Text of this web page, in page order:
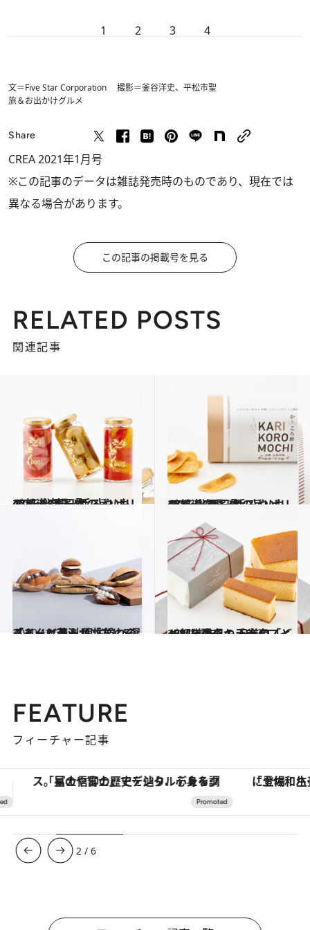
1 2 3 4
文＝Five Star Corporation 撮影＝釜谷洋史、平松市聖
旅＆お出かけグルメ
Share
CREA 2021年1月号
※この記事のデータは雑誌発売時のものであり、現在では
異なる場合があります。
この記事の掲載号を見る
RELATED POSTS
関連記事
2021.1.18
47都道府県「手みやげリスト」 “東日本の旨いもの”を総まとめ
グルメ 2021.2.20
47都道府県「手みやげリスト」 “西日本の旨いもの”を総まとめ
グルメ
2020.10.23
スイーツ芸人が「次にくる！」と予測 個性溢れる「あんバターサンド」5選
グルメ 2021.2.23
47都道府県の手土産スイーツを調査！ 王道の「どっしりケーキ」BEST7
グルメ
FEATURE
フィーチャー記事
「土佐和ハーブかき氷」がOMO7高知に登場！生姜、山椒、大葉など目にも舌にも涼を呼ぶ郷土の味 ヴァシュロン・コンスタンタ
3 /6